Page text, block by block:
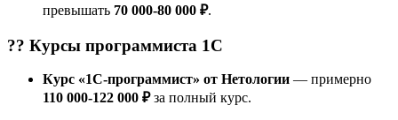
превышать 70 000-80 000 ₽.
?‍? Курсы программиста 1С
Курс «1С-программист» от Нетологии — примерно
110 000-122 000 ₽за полный курс.